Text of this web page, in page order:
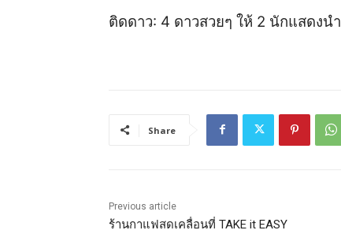
ติดดาว: 4 ดาวสวยๆ ให้ 2 นักแสดงนำ
Share
Previous article
ร้านกาแฟสดเคลื่อนที่ TAKE it EASY